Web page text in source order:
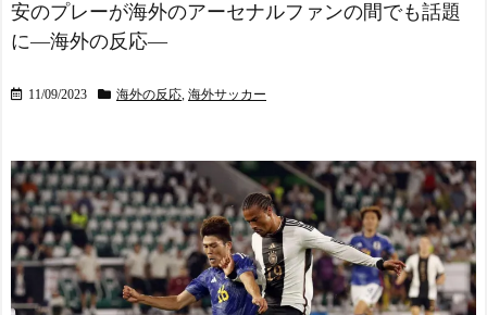
安のプレーが海外のアーセナルファンの間でも話題
に―海外の反応―
11/09/2023 海外の反応, 海外サッカー